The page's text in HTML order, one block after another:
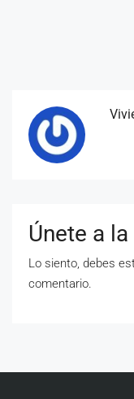
Únete a
Lo siento, debes
comentario.